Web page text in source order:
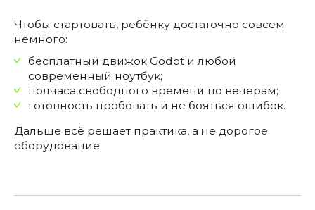
Чтобы стартовать, ребёнку достаточно совсем
немного:
бесплатный движок Godot и любой
современный ноутбук;
полчаса свободного времени по вечерам;
готовность пробовать и не бояться ошибок.
Дальше всё решает практика, а не дорогое
оборудование.